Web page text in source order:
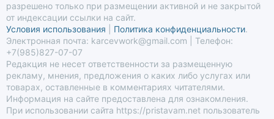
разрешено только при размещении активной и не закрытой
от индексации ссылки на сайт.
Условия использования
Политика конфиденциальности.
Электронная почта: karcevwork@gmail.com | Телефон:
+7(985)827-07-07
Редакция не несет ответственности за размещенную
рекламу, мнения, предложения о каких либо услугах или
товарах, оставленные в комментариях читателями.
Информация на сайте предоставлена для ознакомления.
При использовании сайта https://pristavam.net пользователь